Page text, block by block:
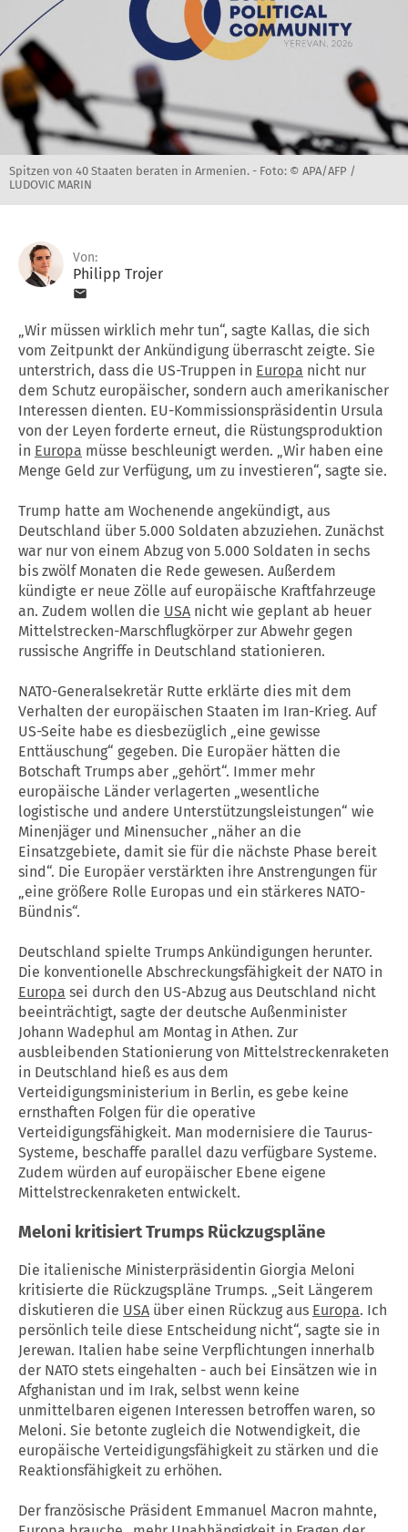
Spitzen von 40 Staaten beraten in Armenien. - Foto: © APA/AFP /
LUDOVIC MARIN
Von:
Philipp Trojer
„Wir müssen wirklich mehr tun“, sagte Kallas, die sich
vom Zeitpunkt der Ankündigung überrascht zeigte. Sie
unterstrich, dass die US-Truppen in Europa nicht nur
dem Schutz europäischer, sondern auch amerikanischer
Interessen dienten. EU-Kommissionspräsidentin Ursula
von der Leyen forderte erneut, die Rüstungsproduktion
in Europa müsse beschleunigt werden. „Wir haben eine
Menge Geld zur Verfügung, um zu investieren“, sagte sie.
Trump hatte am Wochenende angekündigt, aus
Deutschland über 5.000 Soldaten abzuziehen. Zunächst
war nur von einem Abzug von 5.000 Soldaten in sechs
bis zwölf Monaten die Rede gewesen. Außerdem
kündigte er neue Zölle auf europäische Kraftfahrzeuge
an. Zudem wollen die USA nicht wie geplant ab heuer
Mittelstrecken-Marschflugkörper zur Abwehr gegen
russische Angriffe in Deutschland stationieren.
NATO-Generalsekretär Rutte erklärte dies mit dem
Verhalten der europäischen Staaten im Iran-Krieg. Auf
US-Seite habe es diesbezüglich „eine gewisse
Enttäuschung“ gegeben. Die Europäer hätten die
Botschaft Trumps aber „gehört“. Immer mehr
europäische Länder verlagerten „wesentliche
logistische und andere Unterstützungsleistungen“ wie
Minenjäger und Minensucher „näher an die
Einsatzgebiete, damit sie für die nächste Phase bereit
sind“. Die Europäer verstärkten ihre Anstrengungen für
„eine größere Rolle Europas und ein stärkeres NATO-
Bündnis“.
Deutschland spielte Trumps Ankündigungen herunter.
Die konventionelle Abschreckungsfähigkeit der NATO in
Europa sei durch den US-Abzug aus Deutschland nicht
beeinträchtigt, sagte der deutsche Außenminister
Johann Wadephul am Montag in Athen. Zur
ausbleibenden Stationierung von Mittelstreckenraketen
in Deutschland hieß es aus dem
Verteidigungsministerium in Berlin, es gebe keine
ernsthaften Folgen für die operative
Verteidigungsfähigkeit. Man modernisiere die Taurus-
Systeme, beschaffe parallel dazu verfügbare Systeme.
Zudem würden auf europäischer Ebene eigene
Mittelstreckenraketen entwickelt.
Meloni kritisiert Trumps Rückzugspläne
Die italienische Ministerpräsidentin Giorgia Meloni
kritisierte die Rückzugspläne Trumps. „Seit Längerem
diskutieren die USA über einen Rückzug aus Europa. Ich
persönlich teile diese Entscheidung nicht“, sagte sie in
Jerewan. Italien habe seine Verpflichtungen innerhalb
der NATO stets eingehalten - auch bei Einsätzen wie in
Afghanistan und im Irak, selbst wenn keine
unmittelbaren eigenen Interessen betroffen waren, so
Meloni. Sie betonte zugleich die Notwendigkeit, die
europäische Verteidigungsfähigkeit zu stärken und die
Reaktionsfähigkeit zu erhöhen.
Der französische Präsident Emmanuel Macron mahnte,